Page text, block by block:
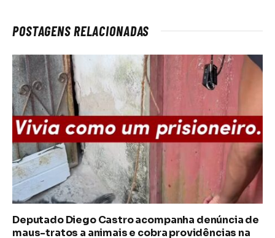
POSTAGENS RELACIONADAS
Deputado Diego Castro acompanha denúncia de
maus-tratos a animais e cobra providências na